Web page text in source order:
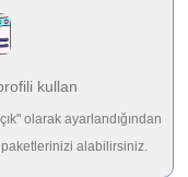
kullan
olarak ayarlandığından
alabilirsiniz.